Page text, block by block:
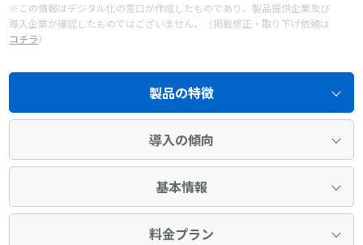
※この情報はデジタル化の窓口が作成したものであり、製品提供企業及び
導入企業が確認したものではございません。（掲載修正・取り下げ依頼は
コチラ）
製品の特徴
導入の傾向
基本情報
料金プラン